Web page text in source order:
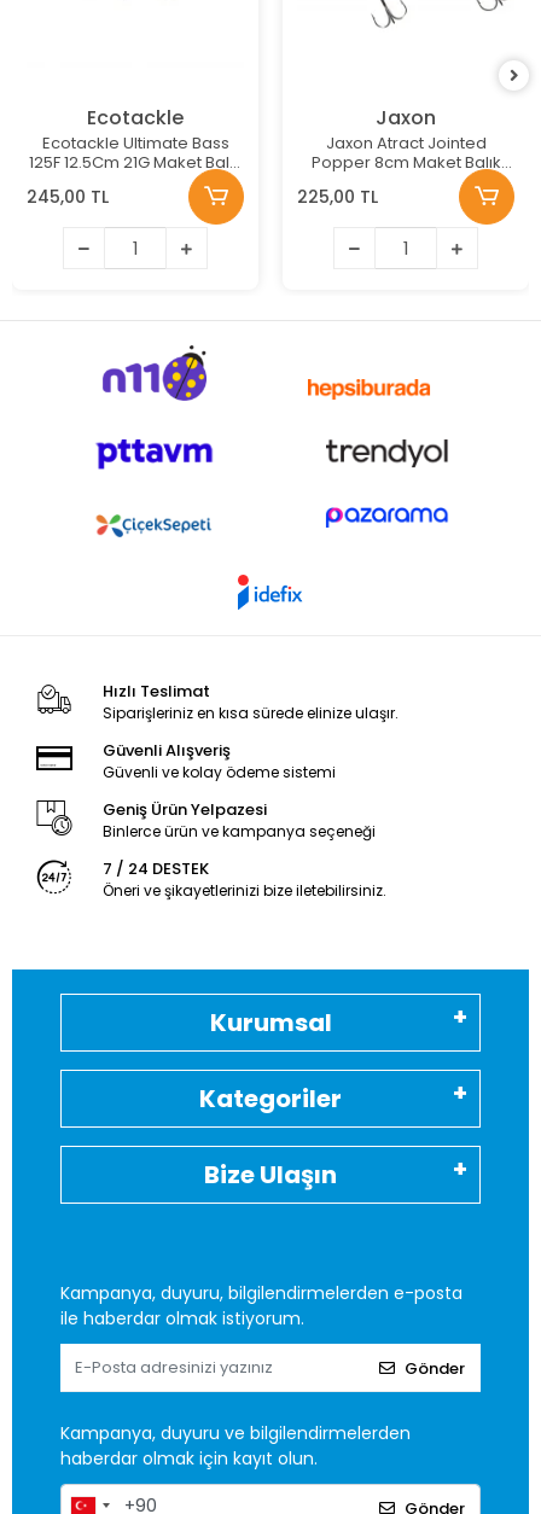
Ecotackle
Ecotackle Ultimate Bass
125F 12.5Cm 21G Maket Balık
245,00 TL
Jaxon
Jaxon Atract Jointed
Popper 8cm Maket Balık
225,00 TL
Hızlı Teslimat
Siparişleriniz en kısa sürede elinize ulaşır.
Güvenli Alışveriş
Güvenli ve kolay ödeme sistemi
Geniş Ürün Yelpazesi
Binlerce ürün ve kampanya seçeneği
7 / 24 DESTEK
Öneri ve şikayetlerinizi bize iletebilirsiniz.
Kurumsal
Kategoriler
Bize Ulaşın
Kampanya, duyuru, bilgilendirmelerden e-posta
ile haberdar olmak istiyorum.
Gönder
Kampanya, duyuru ve bilgilendirmelerden
haberdar olmak için kayıt olun.
Gönder